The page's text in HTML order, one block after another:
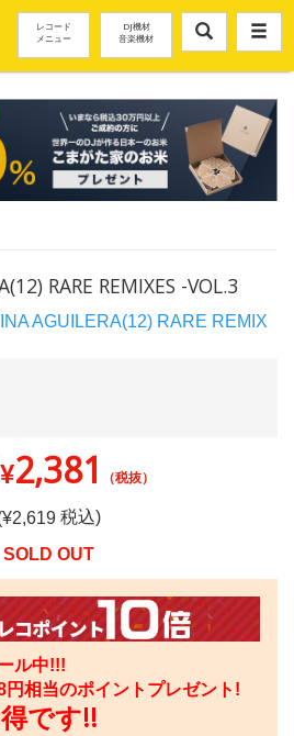
レコード
メニュー
DJ機材
音楽機材
RARE REMIXES -VOL.3
¥2,381 （税抜）
2,619税込)
SOLD OUT
ル中!!!
円相当のポイントプレゼント!
です!!